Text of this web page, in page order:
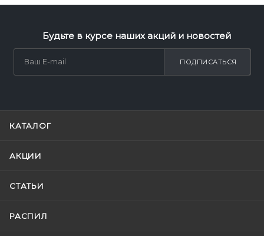
Будьте в курсе наших акций и новостей
ПОДПИСАТЬСЯ
КАТАЛОГ
АКЦИИ
СТАТЬИ
РАСПИЛ